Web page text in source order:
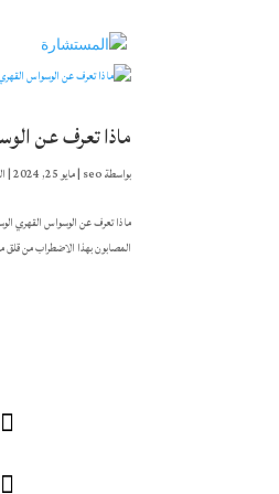
ماذا تعرف عن
بواسطةseo
|مايو 25, 2024 |
ماذا تعرف عن الوسواس القهري
المصابون بهذا الاضطراب من قلق

